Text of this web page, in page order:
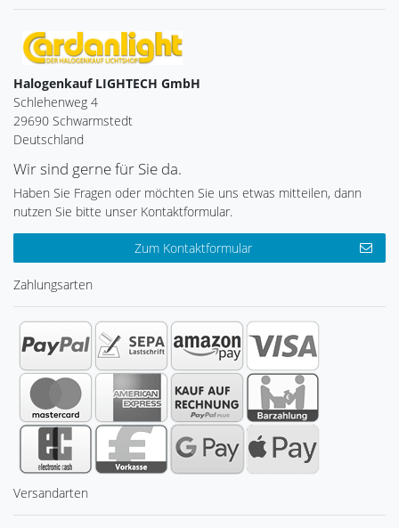
Halogenkauf LIGHTECH GmbH
Schlehenweg 4
29690 Schwarmstedt
Deutschland
Wir sind gerne für Sie da.
Haben Sie Fragen oder möchten Sie uns etwas mitteilen, dann
nutzen Sie bitte unser Kontaktformular.
Zum Kontaktformular
Zahlungsarten
Versandarten